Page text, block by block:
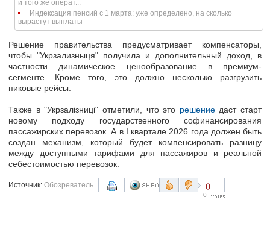
и того же операт...
Индексация пенсий с 1 марта: уже определено, на сколько
вырастут выплаты
Решение правительства предусматривает компенсаторы,
чтобы "Укрзализныця" получила и дополнительный доход , в
частности динамическое ценообразование в премиум-
сегменте. Кроме того, это должно несколько разгрузить
пиковые рейсы
Также в "Укрзалізниці" отметили, что это решениедаст старт
новому подходу государственного софинансирования
пассажирских перевозок. А в І квартале 2026 года должен быть
создан механизм, который будет компенсировать разницу
между доступными тарифами для пассажиров и реальной
себестоимостью перевозок.
Источник: Обозреватель 0
0